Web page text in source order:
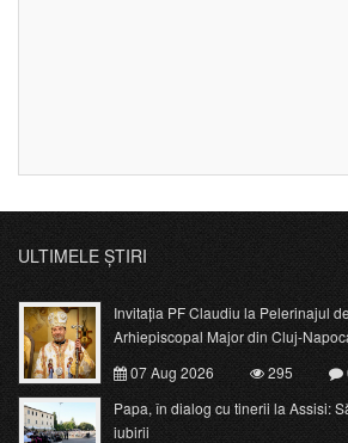
ULTIMELE ȘTIRI
Invitația PF Claudiu la Pelerinajul
Arhiepiscopal Major din Cluj-
07 Aug 2026
295
Papa, în dialog cu tinerii la Assisi:
iubirii